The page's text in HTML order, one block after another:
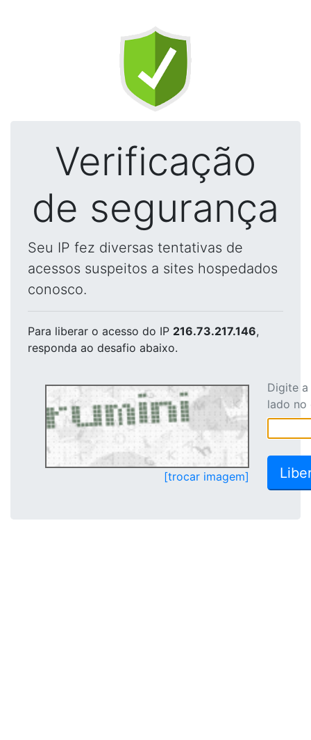
Verificação
de segurança
Seu IP fez diversas tentativas de
acessos suspeitos a sites hospedados
conosco.
Para liberar o acesso do IP 216.73.217.146,
responda ao desafio abaixo.
[trocar imagem]
Digite
lado no